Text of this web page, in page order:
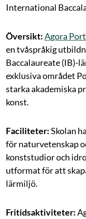
International
Översikt:Agora
en tvåspråkig
Baccalaureate (IB)-
exklusiva området
starka akademiska
konst.
Faciliteter:Skolan
för naturvetenskap
konststudior och
utformat för att
lärmiljö.
Fritidsaktiviteter: